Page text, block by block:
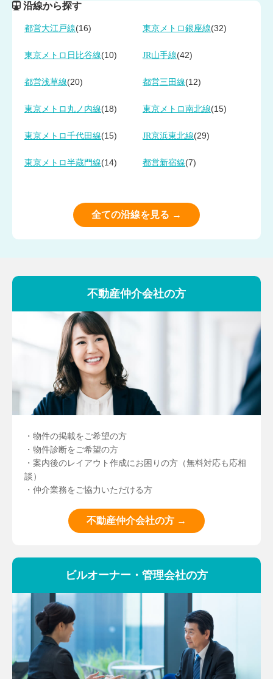
沿線から探す
都営大江戸線(16) 東京メトロ銀座線(32)
東京メトロ日比谷線(10) JR山手線(42)
都営浅草線(20) 都営三田線(12)
東京メトロ丸ノ内線(18) 東京メトロ南北線(15)
東京メトロ千代田線(15) JR京浜東北線(29)
東京メトロ半蔵門線(14) 都営新宿線(7)
全ての沿線を見る →
不動産仲介会社の方
・物件の掲載をご希望の方
・物件診断をご希望の方
・案内後のレイアウト作成にお困りの方（無料対応も応相
談）
・仲介業務をご協力いただける方
不動産仲介会社の方 →
ビルオーナー・管理会社の方